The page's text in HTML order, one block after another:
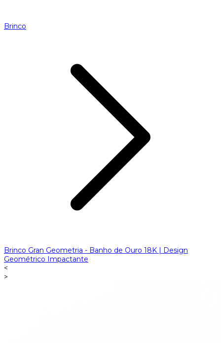
Brinco
Brinco Gran Geometria - Banho de Ouro 18K | Design
Geométrico Impactante
<
>